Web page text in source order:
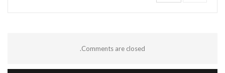
Comments are closed.